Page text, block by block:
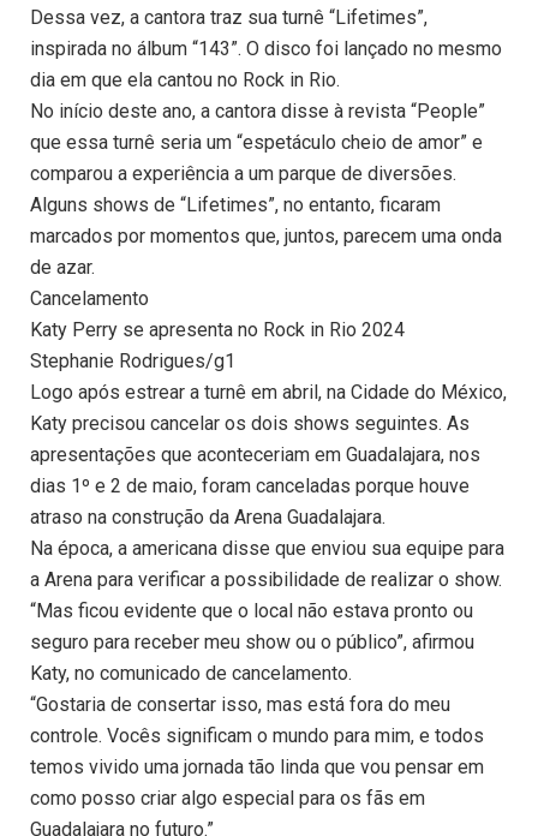
Dessa vez, a cantora traz sua turnê “Lifetimes”,
inspirada no álbum “143”. O disco foi lançado no mesmo
dia em que ela cantou no Rock in Rio.
No início deste ano, a cantora disse à revista “People”
que essa turnê seria um “espetáculo cheio de amor” e
comparou a experiência a um parque de diversões.
Alguns shows de “Lifetimes”, no entanto, ficaram
marcados por momentos que, juntos, parecem uma onda
de azar.
Cancelamento
Katy Perry se apresenta no Rock in Rio 2024
Stephanie Rodrigues/g1
Logo após estrear a turnê em abril, na Cidade do México,
Katy precisou cancelar os dois shows seguintes. As
apresentações que aconteceriam em Guadalajara, nos
dias 1º e 2 de maio, foram canceladas porque houve
atraso na construção da Arena Guadalajara.
Na época, a americana disse que enviou sua equipe para
a Arena para verificar a possibilidade de realizar o show.
“Mas ficou evidente que o local não estava pronto ou
seguro para receber meu show ou o público”, afirmou
Katy, no comunicado de cancelamento.
“Gostaria de consertar isso, mas está fora do meu
controle. Vocês significam o mundo para mim, e todos
temos vivido uma jornada tão linda que vou pensar em
como posso criar algo especial para os fãs em
Guadalajara no futuro.”